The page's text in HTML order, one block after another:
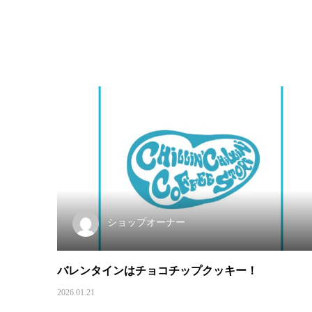
ショップオーナー
バレンタインはチョコチップクッキー！
2026.01.21